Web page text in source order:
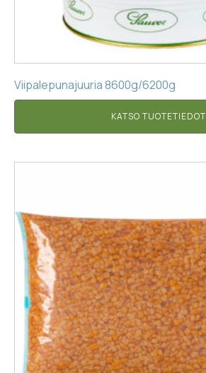
Viipalepunajuuria 8600g/6200g
KATSO TUOTETIEDOT